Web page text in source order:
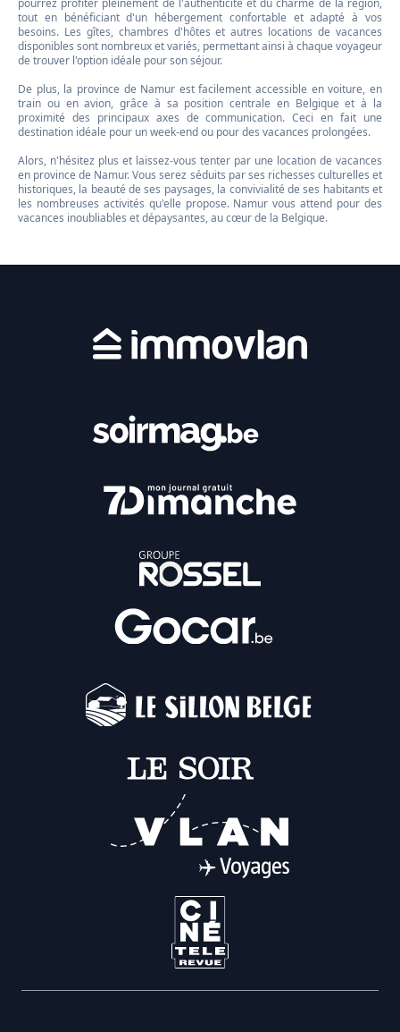
pourrez profiter pleinement de l'authenticité et du charme de la région,
tout en bénéficiant d'un hébergement confortable et adapté à vos
besoins. Les gîtes, chambres d'hôtes et autres locations de vacances
disponibles sont nombreux et variés, permettant ainsi à chaque voyageur
de trouver l'option idéale pour son séjour.
De plus, la province de Namur est facilement accessible en voiture, en
train ou en avion, grâce à sa position centrale en Belgique et à la
proximité des principaux axes de communication. Ceci en fait une
destination idéale pour un week-end ou pour des vacances prolongées.
Alors, n'hésitez plus et laissez-vous tenter par une location de vacances
en province de Namur. Vous serez séduits par ses richesses culturelles et
historiques, la beauté de ses paysages, la convivialité de ses habitants et
les nombreuses activités qu'elle propose. Namur vous attend pour des
vacances inoubliables et dépaysantes, au cœur de la Belgique.